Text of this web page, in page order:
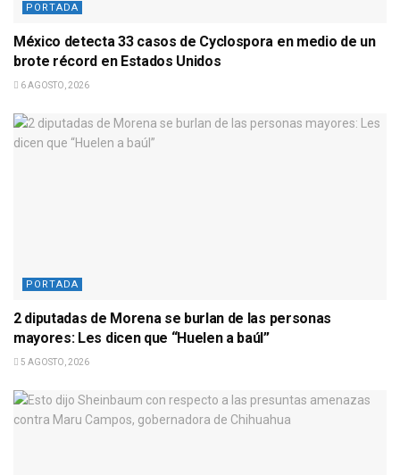
PORTADA
México detecta 33 casos de Cyclospora en medio de un
brote récord en Estados Unidos
6 AGOSTO, 2026
PORTADA
2 diputadas de Morena se burlan de las personas
mayores: Les dicen que “Huelen a baúl”
5 AGOSTO, 2026